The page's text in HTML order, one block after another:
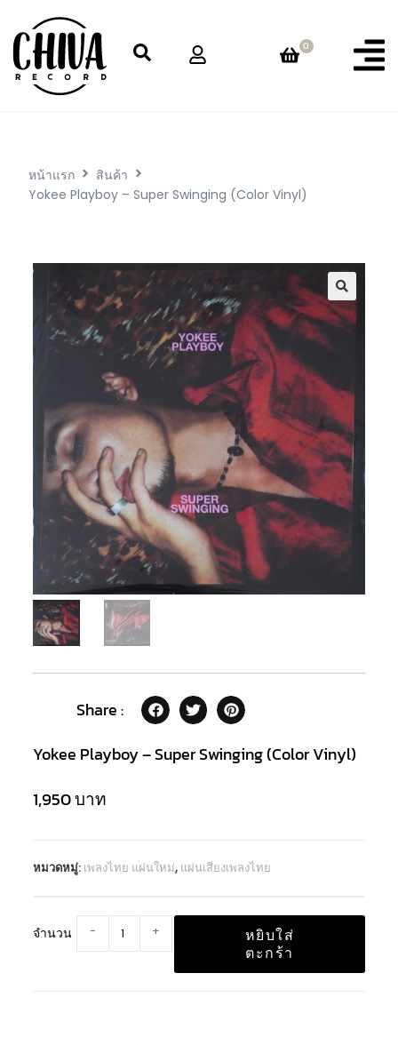
0
หน้าแรก
สินค้า
Yokee Playboy – Super Swinging (Color Vinyl)
Share :
Yokee Playboy – Super Swinging (Color Vinyl)
1,950บาท
หมวดหมู่: เพลงไทย แผ่นใหม่, แผ่นเสียงเพลงไทย
จำนวน - +
หยิบใส่
ตะกร้า